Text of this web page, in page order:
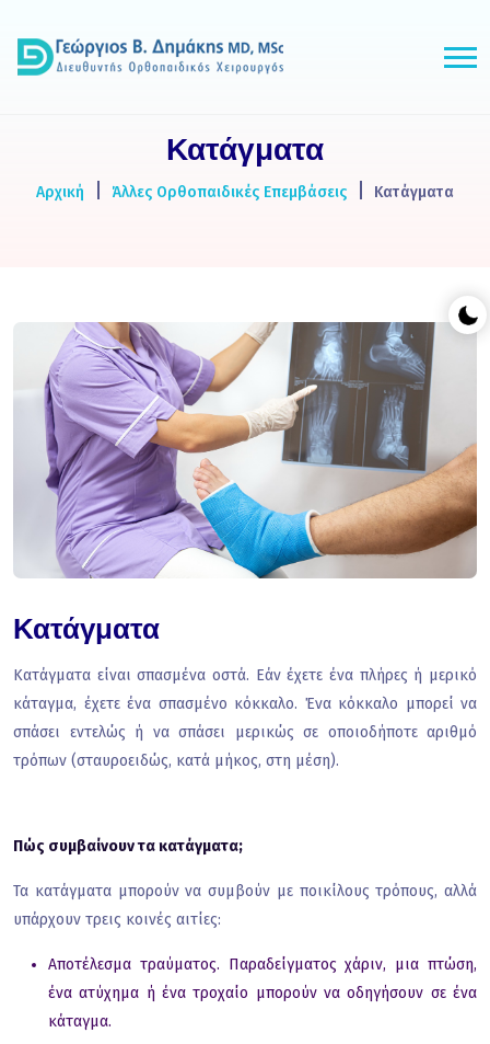
Κατάγματα
Αρχική Άλλες Ορθοπαιδικές Επεμβάσεις Κατάγματα
Κατάγματα
Κατάγματα είναι σπασμένα οστά. Εάν έχετε ένα πλήρες ή μερικό
κάταγμα, έχετε ένα σπασμένο κόκκαλο. Ένα κόκκαλο μπορεί να
σπάσει εντελώς ή να σπάσει μερικώς σε οποιοδήποτε αριθμό
τρόπων (σταυροειδώς, κατά μήκος, στη μέση).
Πώς συμβαίνουν τα κατάγματα;
Τα κατάγματα μπορούν να συμβούν με ποικίλους τρόπους, αλλά
υπάρχουν τρεις κοινές αιτίες:
Αποτέλεσμα τραύματος. Παραδείγματος χάριν, μια πτώση,
ένα ατύχημα ή ένα τροχαίο μπορούν να οδηγήσουν σε ένα
κάταγμα.